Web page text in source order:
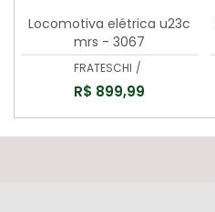
Locomotiva elétrica u23c
mrs - 3067
FRATESCHI /
R$ 899,99